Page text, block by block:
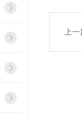
上